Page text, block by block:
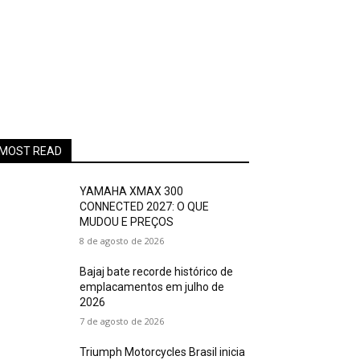
READ
YAMAHA XMAX 300
CONNECTED 2027: O QUE
MUDOU E PREÇOS
8 de agosto de 2026
Bajaj bate recorde histórico de
emplacamentos em julho de
2026
7 de agosto de 2026
Triumph Motorcycles Brasil inicia